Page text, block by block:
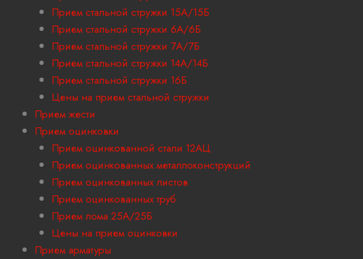
Прием стальной стружки 15А/15Б
Прием стальной стружки 6А/6Б
Прием стальной стружки 7А/7Б
Прием стальной стружки 14А/14Б
Прием стальной стружки 16Б
Цены на прием стальной стружки
Прием жести
Прием оцинковки
Прием оцинкованной стали 12АЦ
Прием оцинкованных металлоконструкций
Прием оцинкованных листов
Прием оцинкованных труб
Прием лома 25А/25Б
Цены на прием оцинковки
Прием арматуры